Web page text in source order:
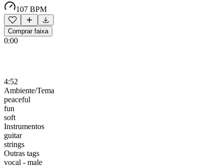
107 BPM
Comprar faixa
0:00
4:52
Ambiente/Tema
peaceful
fun
soft
Instrumentos
guitar
strings
Outras tags
vocal - male